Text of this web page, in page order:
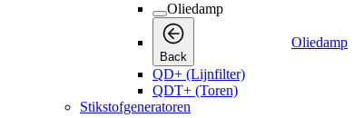
Oliedamp
Back
Oliedamp
QD+ (Lijnfilter)
QDT+ (Toren)
Stikstofgeneratoren